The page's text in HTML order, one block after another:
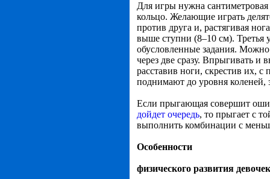
Для игры нужна
кольцо. Желающие играть
против друга и, растягивая
выше ступни (8–10 см). Третья
обусловленные задания. Можно
через две сразу. Впрыгивать и
расставив ноги, скрестив их,
поднимают до уровня коленей,
Если прыгающая совершит
дойдет очередь, то прыгает с
выполнить комбинации с
Особенности
физического развития девочек